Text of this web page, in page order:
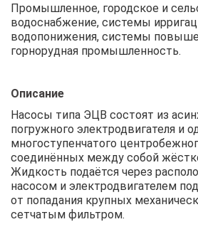
Промышленное, городское и
водоснабжение, системы
водопонижения, системы
горнорудная промышленность.
Описание
Насосы типа ЭЦВ состоят из
погружного электродвигателя и
многоступенчатого
соединённых между собой
Жидкость подаётся через
насосом и электродвигателем
от попадания крупных
сетчатым фильтром.